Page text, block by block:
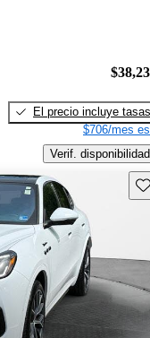
El precio incluye tasas
$706/mes
Verif. disponibilidad